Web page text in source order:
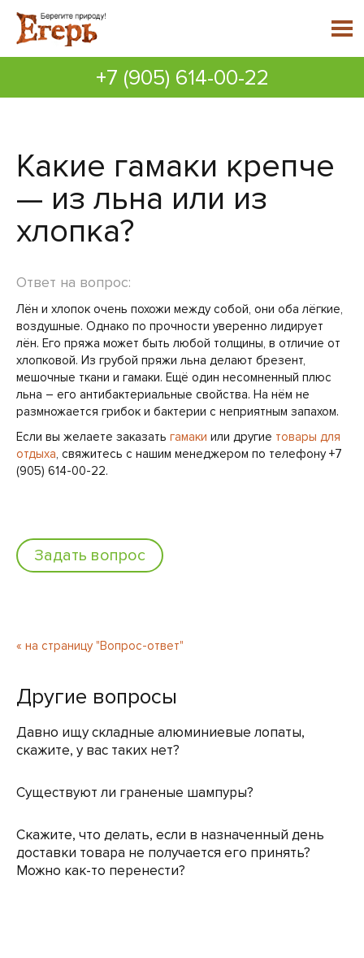
+7 (905) 614-00-22
Какие гамаки крепче
— из льна или из
хлопка?
Ответ на вопрос:
Лён и хлопок очень похожи между собой, они оба лёгкие,
воздушные. Однако по прочности уверенно лидирует
лён. Его пряжа может быть любой толщины, в отличие от
хлопковой. Из грубой пряжи льна делают брезент,
мешочные ткани и гамаки. Ещё один несомненный плюс
льна – его антибактериальные свойства. На нём не
размножается грибок и бактерии с неприятным запахом.
Если вы желаете заказать гамаки или другие товары для
отдыха, свяжитесь с нашим менеджером по телефону +7
(905) 614-00-22.
Задать вопрос
« на страницу "Вопрос-ответ"
Другие вопросы
Давно ищу складные алюминиевые лопаты,
скажите, у вас таких нет?
Существуют ли граненые шампуры?
Скажите, что делать, если в назначенный день
доставки товара не получается его принять?
Можно как-то перенести?